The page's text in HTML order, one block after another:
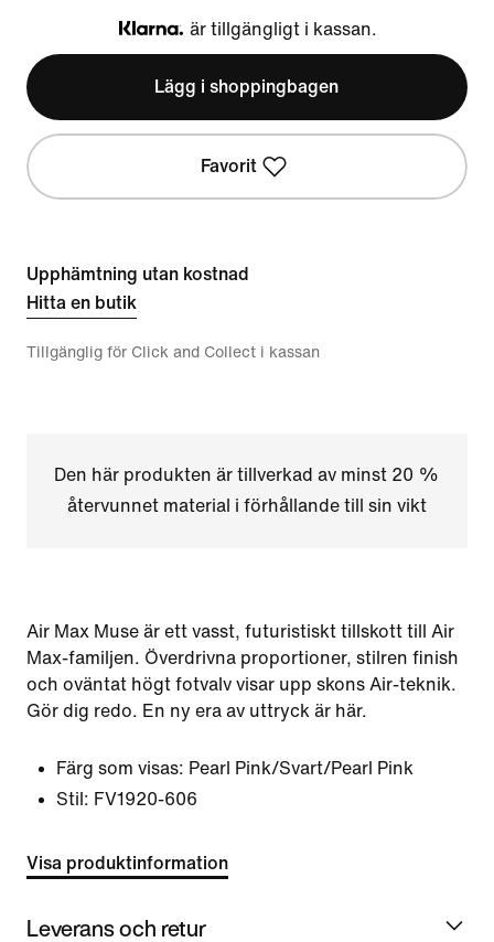
Klarna
är tillgängligt i kassan.
Lägg i shoppingbagen
Favorit
Upphämtning utan kostnad
Hitta en butik
Tillgänglig för Click and Collect i kassan
Den här produkten är tillverkad av minst 20 %
återvunnet material i förhållande till sin vikt
Air Max Muse är ett vasst, futuristiskt tillskott till Air
Max-familjen. Överdrivna proportioner, stilren finish
och oväntat högt fotvalv visar upp skons Air-teknik.
Gör dig redo. En ny era av uttryck är här.
Färg som visas: Pearl Pink/Svart/Pearl Pink
Stil: FV1920-606
Visa produktinformation
Leverans och retur